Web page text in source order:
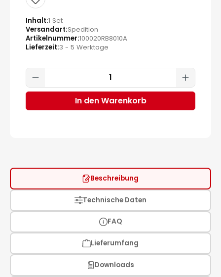
Inhalt 1 Set
Versandart Spedition
Artikelnummer 100020RB8010A
Lieferzeit 3 - 5 Werktage
Produkt Anzahl: Gib den
In den Warenkorb
Beschreibung
Technische Daten
FAQ
Lieferumfang
Downloads